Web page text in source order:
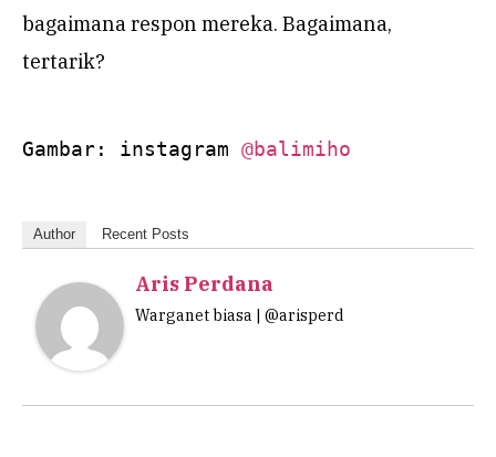
bagaimana respon mereka. Bagaimana,
tertarik?
Gambar: instagram @balimiho
Author Recent Posts
Aris Perdana
Warganet biasa | @arisperd